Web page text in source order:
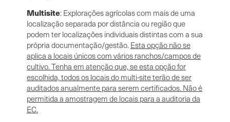
Multisite: Explorações agrícolas com mais de uma
localização separada por distância ou região que
podem ter localizações individuais distintas com a sua
própria documentação/gestão. Esta opção não se
aplica a locais únicos com vários ranchos/campos de
cultivo. Tenha em atenção que, se esta opção for
escolhida, todos os locais do multi-site terão de ser
auditados anualmente para serem certificados. Não é
permitida a amostragem de locais para a auditoria da
EC.